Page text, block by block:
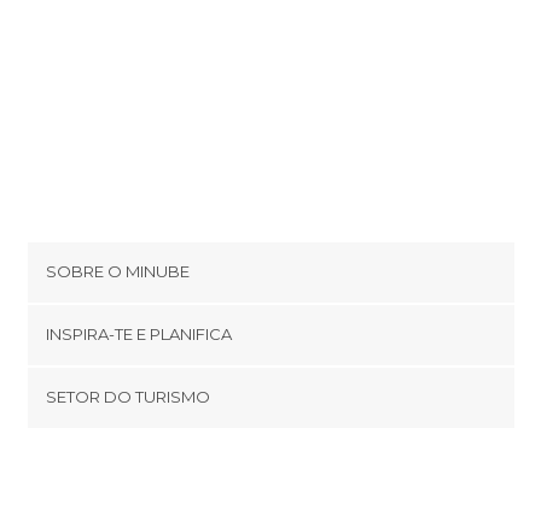
SOBRE O MINUBE
Términos e Condições
INSPIRA-TE E PLANIFICA
SETOR DO TURISMO